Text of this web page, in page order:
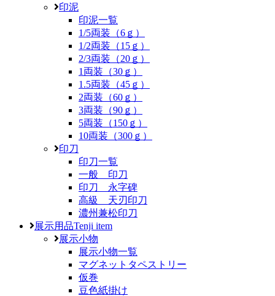
印泥
印泥一覧
1/5両装（6ｇ）
1/2両装（15ｇ）
2/3両装（20ｇ）
1両装（30ｇ）
1.5両装（45ｇ）
2両装（60ｇ）
3両装（90ｇ）
5両装（150ｇ）
10両装（300ｇ）
印刀
印刀一覧
一般 印刀
印刀 永字碑
高級 天刃印刀
濃州兼松印刀
展示用品Tenji item
展示小物
展示小物一覧
マグネットタペストリー
仮巻
豆色紙掛け